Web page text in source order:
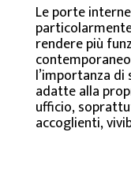
Le porte
rendere più
l’importanza
adatte alla
ufficio,
accoglienti,